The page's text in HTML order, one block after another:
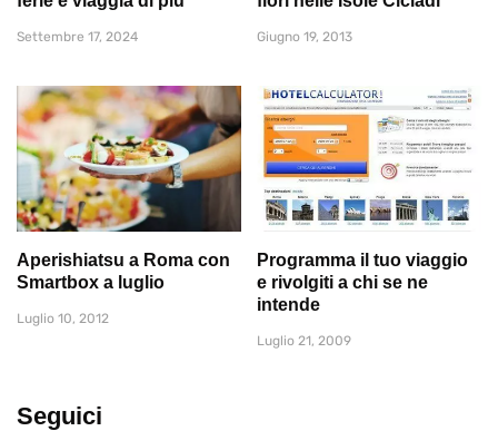
Settembre 17, 2024 Giugno 19, 2013
Aperishiatsu a Roma con
Smartbox a luglio
Luglio 10, 2012
Programma il tuo viaggio
e rivolgiti a chi se ne
intende
Luglio 21, 2009
Seguici